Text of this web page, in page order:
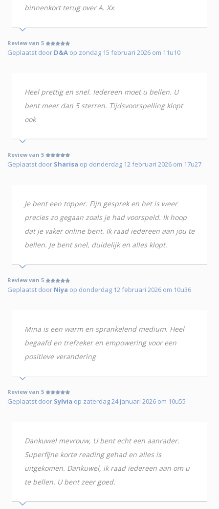
binnenkort terug over A. Xx
Review van 5
Geplaatst door D&A op zondag 15 februari 2026 om 11u10
Heel prettig en snel. Iedereen moet u bellen. U
bent meer dan 5 sterren. Tijdsvoorspelling klopt
ook
Review van 5
Geplaatst door Sharisa op donderdag 12 februari 2026 om 17u27
Je bent een topper. Fijn gesprek en het is weer
precies zo gegaan zoals je had voorspeld. Ik hoop
dat je vaker online bent. Ik raad iedereen aan jou te
bellen. Je bent snel, duidelijk en alles klopt.
Review van 5
Geplaatst door Niya op donderdag 12 februari 2026 om 10u36
Mina is een warm en sprankelend medium. Heel
begaafd en trefzeker en empowering voor een
positieve verandering
Review van 5
Geplaatst door Sylvia op zaterdag 24 januari 2026 om 10u55
Dankuwel mevrouw, U bent echt een aanrader.
Superfijne korte reading gehad en alles is
uitgekomen. Dankuwel, ik raad iedereen aan om u
te bellen. U bent zeer goed.